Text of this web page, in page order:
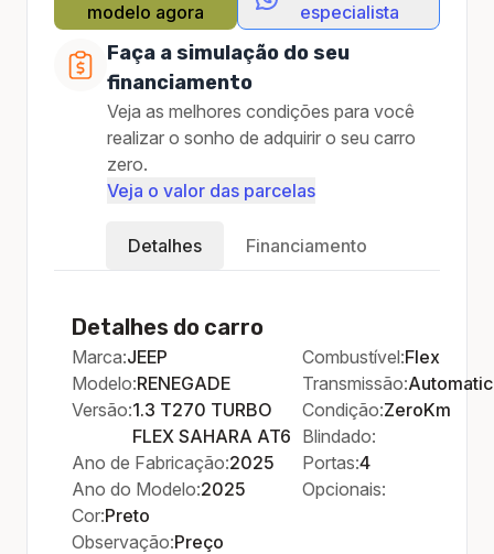
modelo agora
especialista
Faça a simulação do seu
financiamento
Veja as melhores condições para você
realizar o sonho de adquirir o seu carro
zero.
Veja o valor das parcelas
Detalhes Financiamento
Detalhes do carro
Marca:JEEP
Modelo:RENEGADE
Versão:1.3 T270 TURBO
FLEX SAHARA AT6
Ano de Fabricação:2025
Ano do Modelo:2025
Cor:Preto
Observação:Preço
Combustível:Flex
Transmissão:
Condição:ZeroKm
Blindado:
Portas:4
Opcionais: